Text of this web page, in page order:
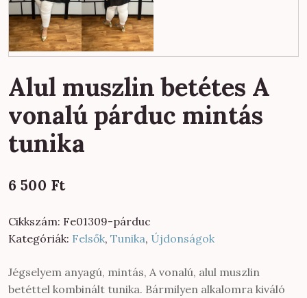
Alul muszlin betétes A
vonalú párduc mintás
tunika
6 500 Ft
Cikkszám: Fe01309-párduc
Kategóriák: Felsők, Tunika, Újdonságok
Jégselyem anyagú, mintás, A vonalú, alul muszlin
betéttel kombinált tunika. Bármilyen alkalomra kiváló